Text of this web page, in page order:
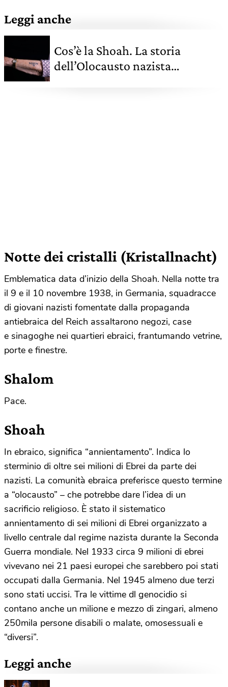
Leggi anche
Cos’è la Shoah. La storia
dell’Olocausto nazista
Notte dei cristalli (Kristallnacht)
Emblematica data d’inizio della Shoah. Nella notte tra
il 9 e il 10 novembre 1938, in Germania, squadracce
di giovani nazisti fomentate dalla propaganda
antiebraica del Reich assaltarono negozi, case
e sinagoghe nei quartieri ebraici, frantumando vetrine,
porte e finestre.
Shalom
Pace.
Shoah
In ebraico, significa “annientamento”. Indica lo
sterminio di oltre sei milioni di Ebrei da parte dei
nazisti. La comunità ebraica preferisce questo termine
a “olocausto” – che potrebbe dare l’idea di un
sacrificio religioso. È stato il sistematico
annientamento di sei milioni di Ebrei organizzato a
livello centrale dal regime nazista durante la Seconda
Guerra mondiale. Nel 1933 circa 9 milioni di ebrei
vivevano nei 21 paesi europei che sarebbero poi stati
occupati dalla Germania. Nel 1945 almeno due terzi
sono stati uccisi. Tra le vittime dl genocidio si
contano anche un milione e mezzo di zingari, almeno
250mila persone disabili o malate, omosessuali e
“diversi”.
Leggi anche